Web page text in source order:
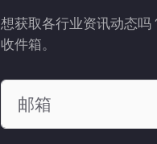
想获取各行业资讯动态
收件箱。